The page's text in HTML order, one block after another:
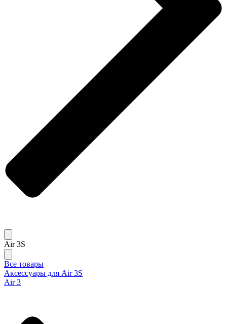
Air 3S
Все товары
Аксессуары для Air 3S
Air 3